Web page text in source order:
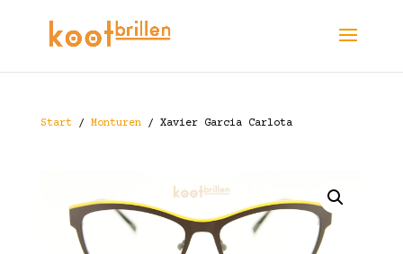
Start/ Monturen/ Xavier Garcia Carlota